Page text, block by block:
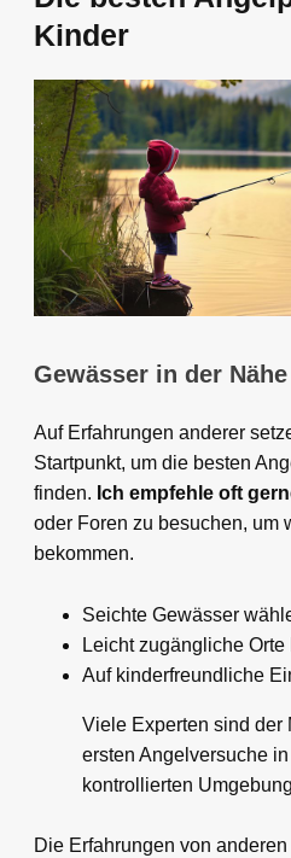
Kinder
Gewässer in der
Auf Erfahrungen anderer
Startpunkt, um die besten
finden. Ich empfehle oft
oder Foren zu besuchen, um
bekommen.
Seichte Gewässer
Leicht zugängliche Orte
Auf kinderfreundliche
Viele Experten sind der
ersten Angelversuche
kontrollierten
Die Erfahrungen von